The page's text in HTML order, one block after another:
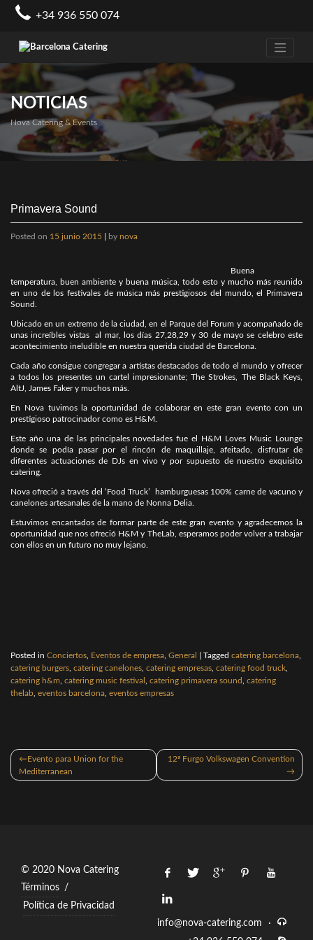
+34 936 550 074
NOTICIAS
Nova Catering & Events
Primavera Sound
Posted on 15 junio 2015 by nova
Buena
temperatura, buen ambiente y buena música, todo esto y mucho más reunido
en uno de los festivales de música más prestigiosos del mundo, el Primavera
Sound.
Ubicado en un extremo de la ciudad, en el Parque del Forum y acompañado de
unas increíbles vistas al mar, los días 27,28,29 y 30 de mayo se celebro este
acontecimiento ineludible en nuestra querida ciudad de Barcelona.
Cada año consigue congregar a artistas destacados de todo el mundo y ofrecer
a todos los presentes un cartel impresionante; The Strokes, The Black Keys,
AltJ, James Faker y muchos más.
En Nova tuvimos la oportunidad de colaborar en este gran evento con un
prestigioso patrocinador como es H&M.
Este año una de las principales novedades fue el H&M Loves Music Lounge
donde se podía pasar por el rincón de maquillaje, afeitado, disfrutar de
diferentes actuaciones de DJs en vivo y por supuesto de nuestro exquisito
catering.
Nova ofreció a través del ‘Food Truck’ hamburguesas 100% carne de vacuno y
canelones artesanales de la mano de Nonna Delia.
Estuvimos encantados de formar parte de este gran evento y agradecemos la
oportunidad que nos ofreció H&M y TheLab, esperamos poder volver a trabajar
con ellos en un futuro no muy lejano.
Posted in Conciertos, Eventos de empresa, General Tagged catering barcelona,
catering burgers, catering canelones, catering empresas, catering food truck,
catering h&m, catering music festival , catering primavera sound, catering
thelab, eventos barcelona, eventos empresas
Navegación
de
entradas
Evento para Union for the
Mediterranean
12ª Furgo Volkswagen Convention
© 2020 Nova Catering
Términos /
Política de Privacidad
info@nova-catering.com
·